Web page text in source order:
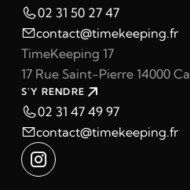
02 31 50 27 47
contact@timekeeping.fr
TimeKeeping 17
17 Rue Saint-Pierre 14000
S'Y RENDRE
02 31 47 49 97
contact@timekeeping.fr